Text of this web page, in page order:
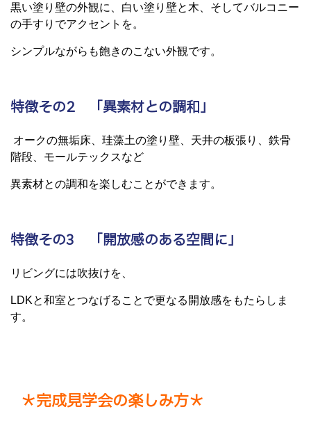
黒い塗り壁の外観に、白い塗り壁と木、そしてバルコニー
の手すりでアクセントを。
シンプルながらも飽きのこない外観です。
特徴その2 「異素材との調和」
オークの無垢床、珪藻土の塗り壁、天井の板張り、鉄骨
階段、モールテックスなど
異素材との調和を楽しむことができます。
特徴その3 「開放感のある空間に」
リビングには吹抜けを、
LDKと和室とつなげることで更なる開放感をもたらしま
す。
＊完成見学会の楽しみ方＊